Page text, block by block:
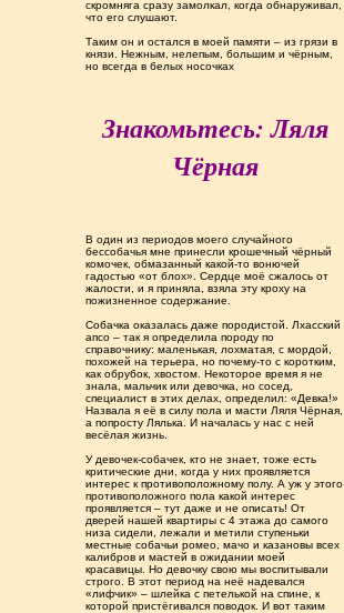
скромняга сразу замолкал, когда обнаруживал,
что его слушают.
Таким он и остался в моей памяти – из грязи в
князи. Нежным, нелепым, большим и чёрным,
но всегда в белых носочках
Знакомьтесь: Ляля
Чёрная
В один из периодов моего случайного
бессобачья мне принесли крошечный чёрный
комочек, обмазанный какой-то вонючей
гадостью «от блох». Сердце моё сжалось от
жалости, и я приняла, взяла эту кроху на
пожизненное содержание.
Собачка оказалась даже породистой. Лхасский
апсо – так я определила породу по
справочнику: маленькая, лохматая, с мордой,
похожей на терьера, но почему-то с коротким,
как обрубок, хвостом. Некоторое время я не
знала, мальчик или девочка, но сосед,
специалист в этих делах, определил: «Девка!»
Назвала я её в силу пола и масти Ляля Чёрная,
а попросту Лялька. И началась у нас с ней
весёлая жизнь.
У девочек-собачек, кто не знает, тоже есть
критические дни, когда у них проявляется
интерес к противоположному полу. А уж у этого
противоположного пола какой интерес
проявляется – тут даже и не описать! От
дверей нашей квартиры с 4 этажа до самого
низа сидели, лежали и метили ступеньки
местные собачьи ромео, мачо и казановы всех
калибров и мастей в ожидании моей
красавицы. Но девочку свою мы воспитывали
строго. В этот период на неё надевался
«лифчик» – шлейка с петелькой на спине, к
которой пристёгивался поводок. И вот таким